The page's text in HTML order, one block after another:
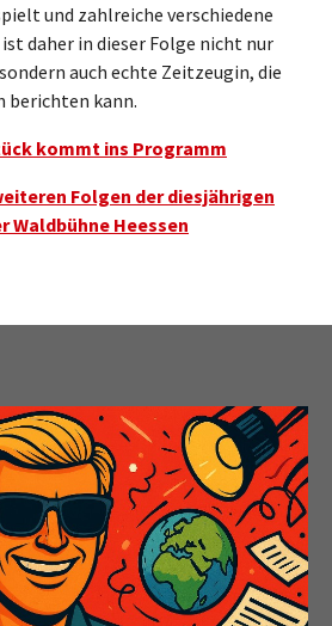
und zahlreiche verschiedene
daher in dieser Folge nicht nur
auch echte Zeitzeugin, die
berichten kann.
kommt ins Programm
Folgen der diesjährigen
Waldbühne Heessen